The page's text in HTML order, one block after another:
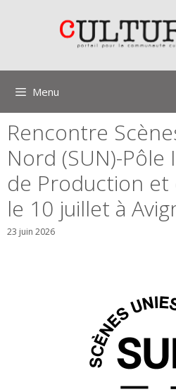
Menu
Rencontre
Nord (SUN)-
de Production et
le 10 juillet à
23 juin 2026